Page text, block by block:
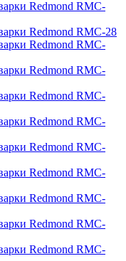
Redmond RMC-
Redmond RMC-28
Redmond RMC-
Redmond RMC-
Redmond RMC-
Redmond RMC-
Redmond RMC-
Redmond RMC-
Redmond RMC-
Redmond RMC-
Redmond RMC-